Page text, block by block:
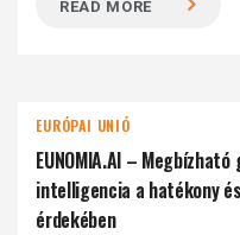
READ MORE
EURÓPAI UNIÓ
EUNOMIA.AI –
intelligencia a hatékony
érdekében